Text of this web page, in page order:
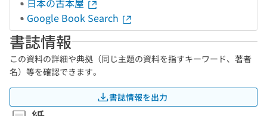
日本の古本屋
Google Book Search
書誌情報
この資料の詳細や典拠（同じ主題の資料を指すキーワード、著者
名）等を確認できます。
書誌情報を出力